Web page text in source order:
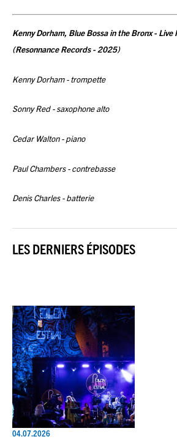
Kenny Dorham, Blue Bossa in the Bronx -
(Resonnance Records - 2025)
Kenny Dorham - trompette
Sonny Red - saxophone alto
Cedar Walton - piano
Paul Chambers - contrebasse
Denis Charles - batterie
LES DERNIERS ÉPISODES
04.07.2026